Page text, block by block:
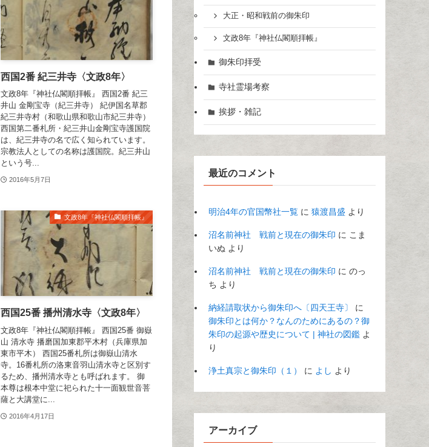
西国2番 紀三井寺〈文政8年〉
文政8年『神社仏閣順拝帳』 西国2番 紀三
井山 金剛宝寺（紀三井寺） 紀伊国名草郡
紀三井寺村（和歌山県和歌山市紀三井寺）
西国第二番札所・紀三井山金剛宝寺護国院
は、紀三井寺の名で広く知られています。
宗教法人としての名称は護国院。紀三井山
という号...
2016年5月7日
文政8年『神社仏閣順拝帳』
西国25番 播州清水寺〈文政8年〉
文政8年『神社仏閣順拝帳』 西国25番 御嶽
山 清水寺 播磨国加東郡平木村（兵庫県加
東市平木） 西国25番札所は御嶽山清水
寺。16番札所の洛東音羽山清水寺と区別す
るため、播州清水寺とも呼ばれます。 御
本尊は根本中堂に祀られた十一面観世音菩
薩と大講堂に...
2016年4月17日
大正・昭和戦前の御朱印
文政8年『神社仏閣順拝帳』
御朱印拝受
寺社霊場考察
挨拶・雑記
最近のコメント
明治4年の官国幣社一覧 に 猿渡昌盛 より
沼名前神社 戦前と現在の御朱印 に こま
いぬ より
沼名前神社 戦前と現在の御朱印 に のっ
ち より
納経請取状から御朱印へ〔四天王寺〕
に
御朱印とは何か？なんのためにあるの？御
朱印の起源や歴史について | 神社の図鑑 よ
り
浄土真宗と御朱印（１） に よし より
アーカイブ